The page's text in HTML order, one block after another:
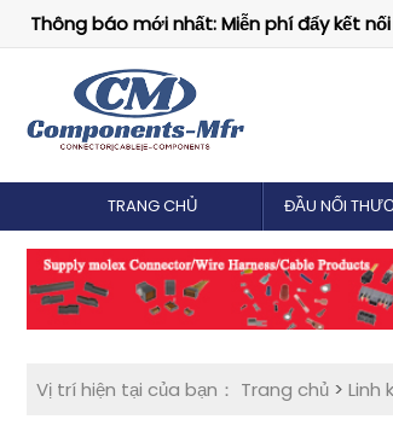
Thông báo mới nhất: Miễn phí đẩy kết
TRANG CHỦ ĐẦU NỐI
Vị trí hiện tại của bạn： Trang chủ > Linh